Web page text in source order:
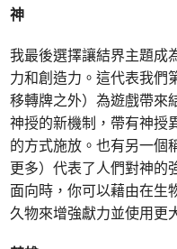
神
我最後選擇讓結界主題成
力和創造力。這代表我們
移轉牌之外）為遊戲帶來
神授的新機制，帶有神授
的方式施放。也有另一個
更多）代表了人們對神的
面向時，你可以藉由在生
久物來增強獻力並使用更